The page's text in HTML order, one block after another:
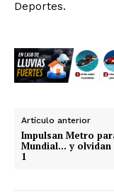
Deportes.
Artículo anterior
Impulsan Metro
Mundial… y olvidan
1